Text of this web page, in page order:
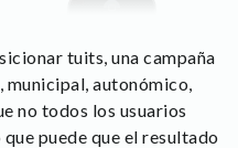
tuits, una campaña
autonómico,
no todos los usuarios
puede que el resultado